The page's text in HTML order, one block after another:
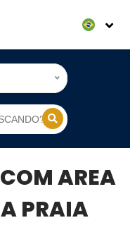
AREA
PRAIA